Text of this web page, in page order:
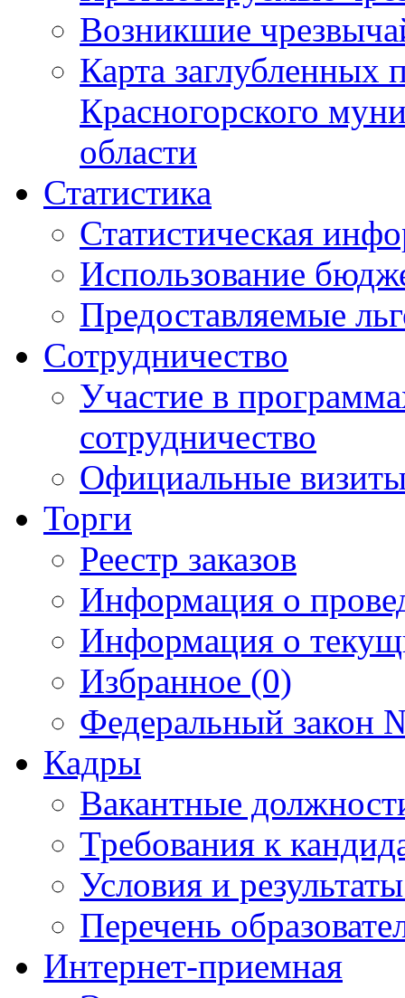
Возникшие
Карта
Красногорского
области
Статистика
Статистическая
Использование
Предоставляемые
Сотрудничество
Участие в
сотрудничество
Официальные
Торги
Реестр заказов
Информация о
Информация о
Избранное (0)
Федеральный закон
Кадры
Вакантные
Требования к
Условия и
Перечень
Интернет-приемная